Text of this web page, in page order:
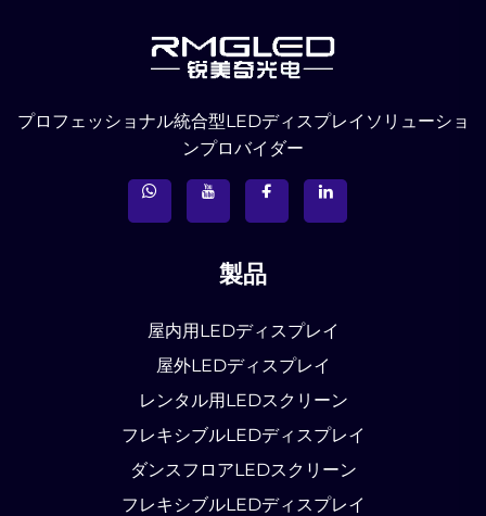
プロフェッショナル統合型LEDディスプレイソリューショ
ンプロバイダー
製品
屋内用LEDディスプレイ
屋外LEDディスプレイ
レンタル用LEDスクリーン
フレキシブルLEDディスプレイ
ダンスフロアLEDスクリーン
フレキシブルLEDディスプレイ